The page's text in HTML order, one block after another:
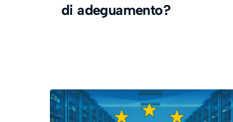
di adeguamento?